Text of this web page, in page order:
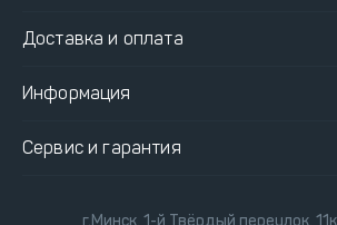
Доставка и оплата
Информация
Сервис и гарантия
г.Минск, 1-й Твёрдый переулок,